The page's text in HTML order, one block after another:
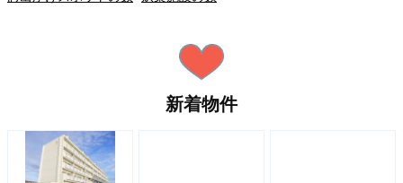
新着物件